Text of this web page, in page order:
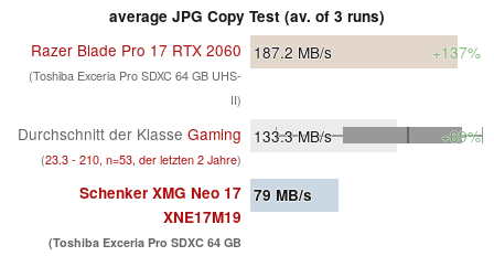
average JPG Copy Test (av. of 3 runs)
Razer Blade Pro 17 RTX 2060
(Toshiba Exceria Pro SDXC 64 GB UHS-
II)
187.2 MB/s +137%
Durchschnitt der Klasse Gaming
(23.3 - 210, n=53, der letzten 2 Jahre)
133.3MB/s +69%
Schenker XMG Neo 17
XNE17M19
(Toshiba Exceria Pro SDXC 64 GB
79 MB/s